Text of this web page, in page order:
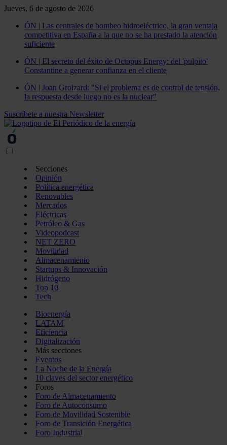
Jueves, 6 de agosto de 2026
ÓN | Las centrales de bombeo hidroeléctrico, la gran ventaja
competitiva en España a la que no se ha prestado la atención
suficiente
ÓN | El secreto del éxito de Octopus Energy: del 'pulpito'
Constantine a generar confianza en el cliente
ÓN | Joan Groizard: "Si el problema es de control de tensión,
la respuesta desde luego no es la nuclear"
Suscríbete a nuestra Newsletter
Secciones
Opinión
Política energética
Renovables
Mercados
Eléctricas
Petróleo & Gas
Videopodcast
NET ZERO
Movilidad
Almacenamiento
Startups & Innovación
Hidrógeno
Top 10
Tech
Bioenergía
LATAM
Eficiencia
Digitalización
Más secciones
Eventos
La Noche de la Energía
10 claves del sector energético
Foros
Foro de Almacenamiento
Foro de Autoconsumo
Foro de Movilidad Sostenible
Foro de Transición Energética
Foro Industrial